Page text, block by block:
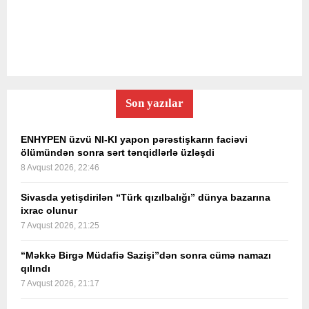
Son yazılar
ENHYPEN üzvü NI-KI yapon pərəstişkarın faciəvi
ölümündən sonra sərt tənqidlərlə üzləşdi
8 Avqust 2026, 22:46
Sivasda yetişdirilən “Türk qızılbalığı” dünya bazarına
ixrac olunur
7 Avqust 2026, 21:25
“Məkkə Birgə Müdafiə Sazişi”dən sonra cümə namazı
qılındı
7 Avqust 2026, 21:17